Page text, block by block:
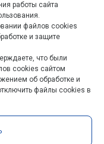
99
работы сайта
файлов cookies
и защите
что были
cookies сайтом
об обработке и
файлы cookies в